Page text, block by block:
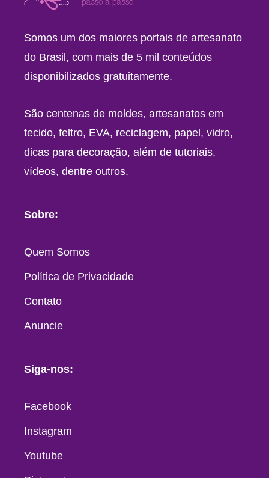
Somos um dos maiores portais de artesanato
do Brasil, com mais de 5 mil conteúdos
disponibilizados gratuitamente.
São centenas de moldes, artesanatos em
tecido, feltro, EVA, reciclagem, papel, vidro,
dicas para decoração, além de tutoriais,
vídeos, dentre outros.
Sobre:
Quem Somos
Política de Privacidade
Contato
Anuncie
Siga-nos:
Facebook
Instagram
Youtube